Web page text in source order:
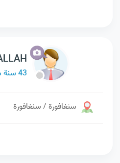
43 سنة من سنغافورة
سنغافورة / سنغافورة